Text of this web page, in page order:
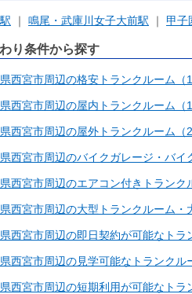
鳴尾・武庫川女子大前駅 甲子
り条件から探す
西宮市周辺の格安トランクルーム（
西宮市周辺の屋内トランクルーム（
西宮市周辺の屋外トランクルーム（2
西宮市周辺のバイクガレージ・バイ
西宮市周辺のエアコン付きトランク
西宮市周辺の大型トランクルーム・
西宮市周辺の即日契約が可能なトラ
西宮市周辺の見学可能なトランクル
西宮市周辺の短期利用が可能なトラ